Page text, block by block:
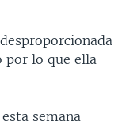
por lo que ella
semana